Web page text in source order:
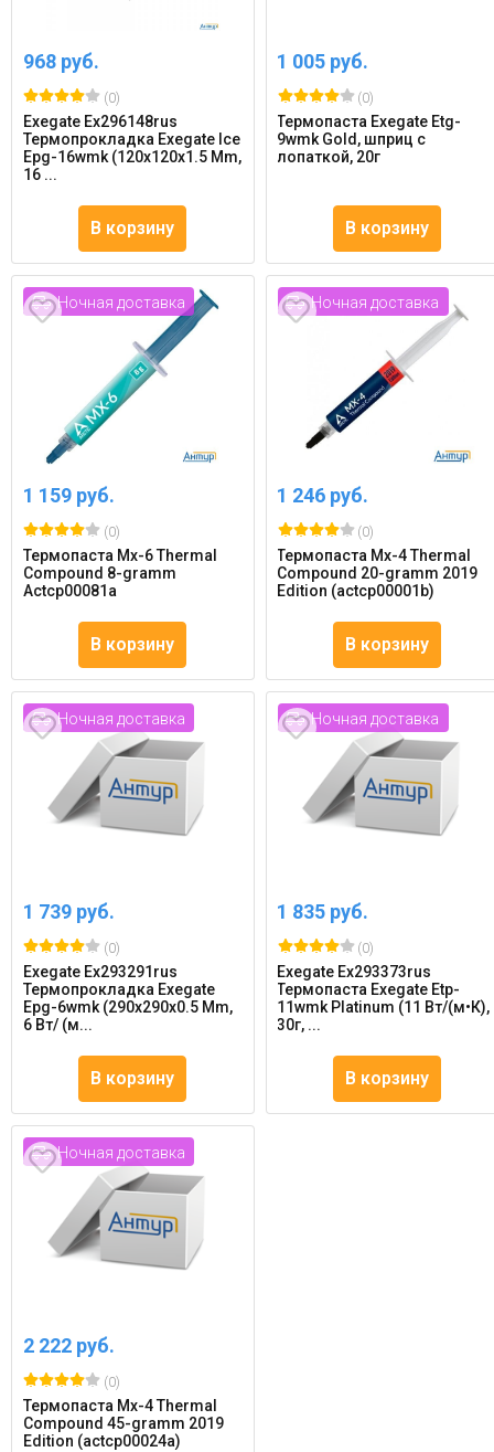
968 руб.
(0)
Exegate Ex296148rus
Термопрокладка Exegate Ice
Epg-16wmk (120x120x1.5 Mm,
16 ...
В корзину
1 005 руб.
(0)
Термопаста Exegate Etg-
9wmk Gold, шприц с
лопаткой, 20г
В корзину
Ночная доставка
1 159 руб.
(0)
Термопаста Mx-6 Thermal
Compound 8-gramm
Actcp00081a
В корзину
Ночная доставка
1 246 руб.
(0)
Термопаста Mx-4 Thermal
Compound 20-gramm 2019
Edition (actcp00001b)
В корзину
Ночная доставка
1 739 руб.
(0)
Exegate Ex293291rus
Термопрокладка Exegate
Epg-6wmk (290x290x0.5 Mm,
6 Вт/ (м...
В корзину
Ночная доставка
1 835 руб.
(0)
Exegate Ex293373rus
Термопаста Exegate Etp-
11wmk Platinum (11 Вт/(м•К),
30г, ...
В корзину
Ночная доставка
2 222 руб.
(0)
Термопаста Mx-4 Thermal
Compound 45-gramm 2019
Edition (actcp00024a)